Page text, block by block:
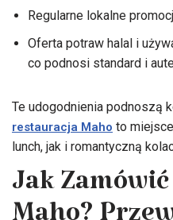
Regularne lokalne
Oferta potraw halal i
co podnosi standard i
Te udogodnienia podnoszą
restauracja Maho to
lunch, jak i romantyczną
Jak